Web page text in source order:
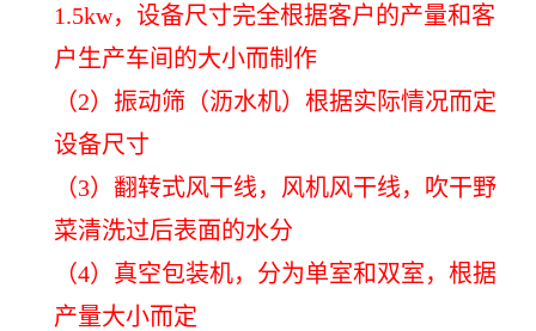
1.5kw，设备尺寸完全根据客户的产量和客
户生产车间的大小而制作
（2）振动筛（沥水机）根据实际情况而定
设备尺寸
（3）翻转式风干线，风机风干线，吹干野
菜清洗过后表面的水分
（4）真空包装机，分为单室和双室，根据
产量大小而定